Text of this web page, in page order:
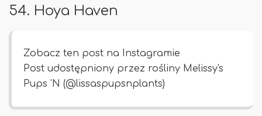
54. Hoya Haven
Zobacz ten post na Instagramie
Post udostępniony przez rośliny Melissy's
Pups 'N (@lissaspupsnplants)